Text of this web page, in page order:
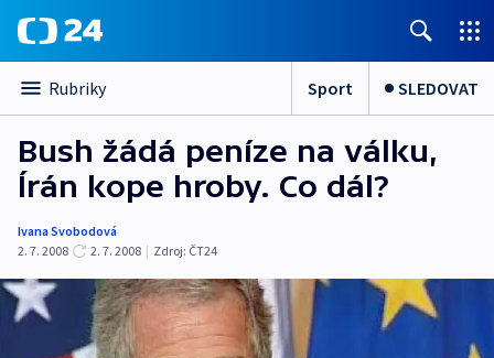
Rubriky Sport SLEDOVAT
Bush žádá peníze na válku,
Írán kope hroby. Co dál?
Ivana Svobodová
2. 7. 2008
2. 7. 2008 | Zdroj: ČT24